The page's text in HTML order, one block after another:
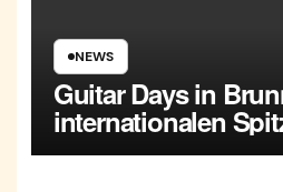
NEWS
Guitar Days in
internationalen